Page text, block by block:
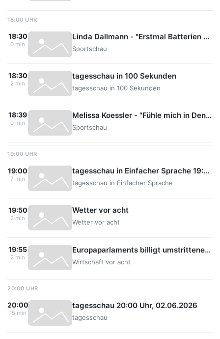
18:00 UHR
18:30
0 min
Linda Dallmann - "Erstmal Batterien wieder vollkriegen"
Sportschau
18:30
2 min
tagesschau in 100 Sekunden
tagesschau in 100 Sekunden
18:39
0 min
Melissa Koessler - "Fühle mich in Denver sehr wohl"
Sportschau
19:00 UHR
19:00
7 min
tagesschau in Einfacher Sprache 19:00 Uhr, 02.06.2026
tagesschau in Einfacher Sprache
19:50
2 min
Wetter vor acht
Wetter vor acht
19:55
2 min
Europaparlaments billigt umstrittenes Zollabkommen
Wirtschaft vor acht
20:00 UHR
20:00
15 min
tagesschau 20:00 Uhr, 02.06.2026
tagesschau